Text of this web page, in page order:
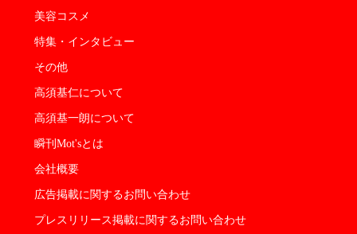
美容コスメ
特集・インタビュー
その他
高須基仁について
高須基一朗について
瞬刊Mot'sとは
会社概要
広告掲載に関するお問い合わせ
プレスリリース掲載に関するお問い合わせ